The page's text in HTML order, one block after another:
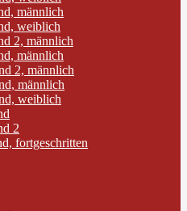
männlich
weiblich
2, männlich
männlich
2, männlich
männlich
weiblich
2
fortgeschritten